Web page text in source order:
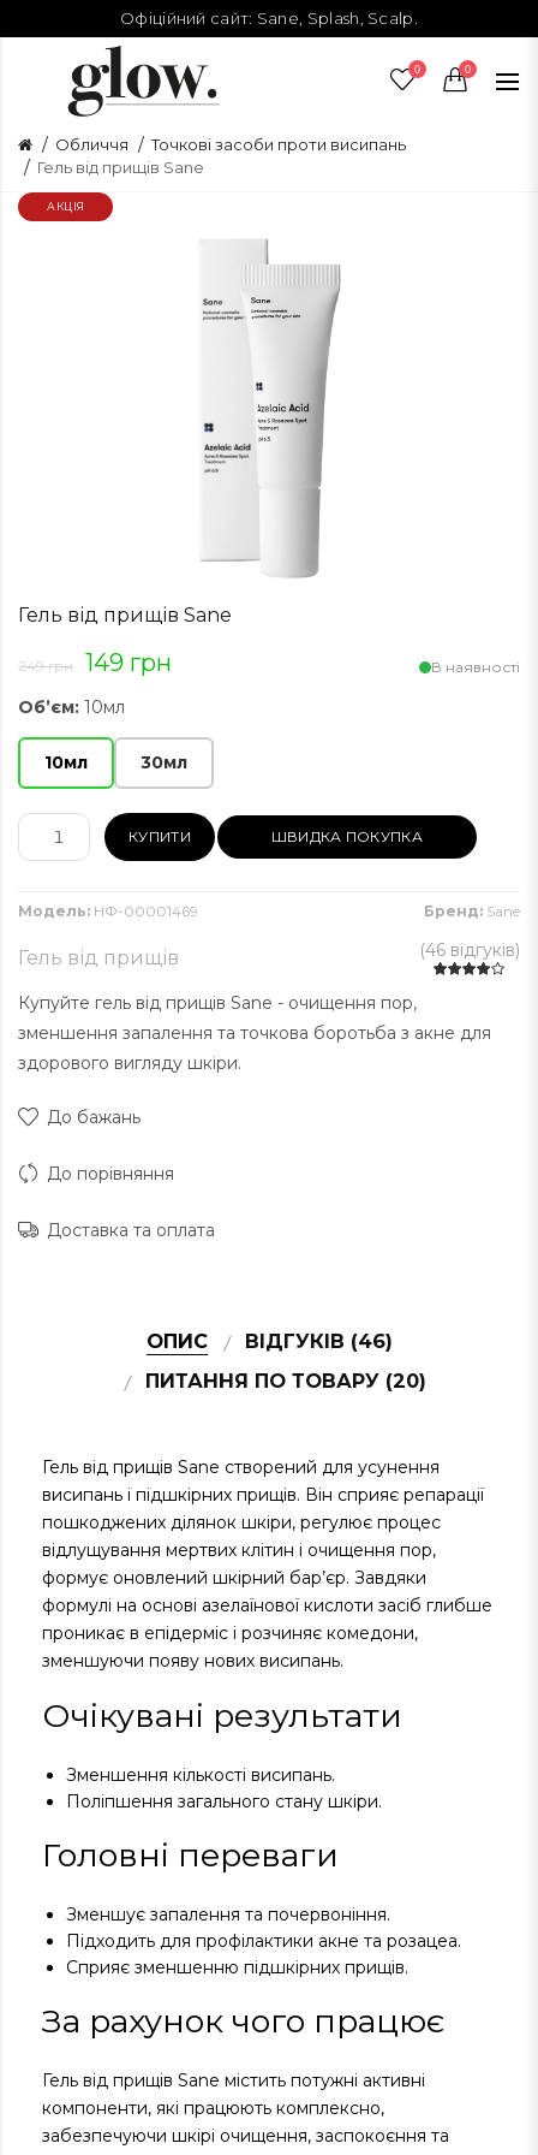
Офіційний сайт: Sane Splash Scalp
0 0
Обличчя
Точкові засоби проти висипань
Гель від прищів Sane
АКЦІЯ
Гель від прищів Sane
Гель від прищів (46 відгуків)
В наявності
249 грн 149 грн
Купуйте гель від прищів Sane - очищення пор,
зменшення запалення та точкова боротьба з акне для
здорового вигляду шкіри.
Бренд: Sane
Модель: НФ-00001469
Об’єм: 10мл
10мл 30мл
КУПИТИ ШВИДКА ПОКУПКА
До бажань
До порівняння
Доставка та оплата
ОПИС
ВІДГУКІВ (46)
ПИТАННЯ ПО ТОВАРУ (20)
Гель від прищів Sane створений для усунення
висипань і підшкірних прищів. Він сприяє репарації
пошкоджених ділянок шкіри, регулює процес
відлущування мертвих клітин і очищення пор,
формує оновлений шкірний бар’єр. Завдяки
формулі на основі азелаїнової кислоти засіб глибше
проникає в епідерміс і розчиняє комедони,
зменшуючи появу нових висипань.
Очікувані результати
Зменшення кількості висипань.
Поліпшення загального стану шкіри.
Головні переваги
Зменшує запалення та почервоніння.
Підходить для профілактики акне та розацеа.
Сприяє зменшенню підшкірних прищів.
За рахунок чого працює
Гель від прищів Sane містить потужні активні
компоненти, які працюють комплексно,
забезпечуючи шкірі очищення, заспокоєння та